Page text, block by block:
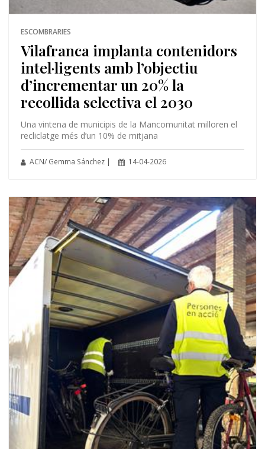
ESCOMBRARIES
Vilafranca implanta contenidors
intel·ligents amb l’objectiu
d’incrementar un 20% la
recollida selectiva el 2030
Una vintena de municipis de la Mancomunitat milloren el
recliclatge més d’un 10% de mitjana
ACN/ Gemma Sánchez | 14-04-2026